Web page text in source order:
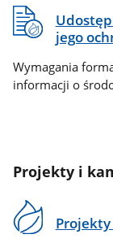
jego
Wymagania
informacji o
Projekty i